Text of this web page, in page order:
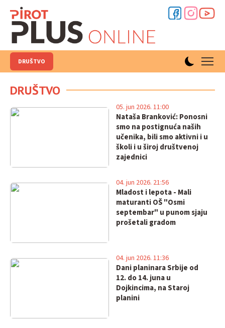
DRUŠTVO
DRUŠTVO
Nataša Branković: Ponosni
smo na postignuća naših
učenika, bili smo aktivni i u
školi i u široj društvenoj
zajednici
05. jun 2026. 11:00
Mladost i lepota - Mali
maturanti OŠ "Osmi
septembar" u punom sjaju
prošetali gradom
04. jun 2026. 21:56
Dani planinara Srbije od
12. do 14. juna u
Dojkincima, na Staroj
planini
04. jun 2026. 11:36